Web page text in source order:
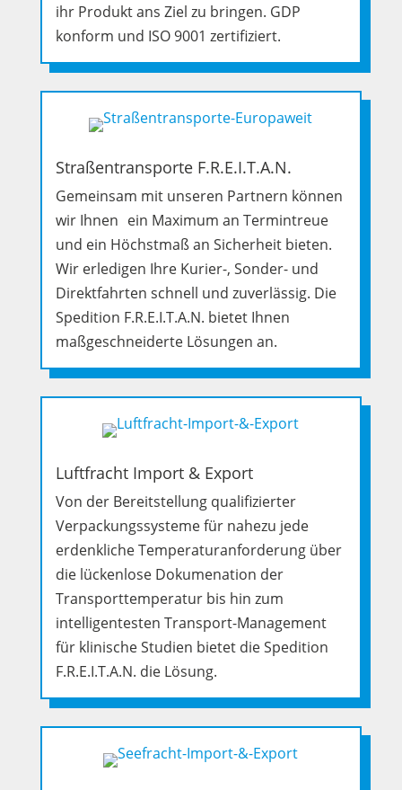
ihr Produkt ans Ziel zu bringen. GDP
konform und ISO 9001 zertifiziert.
Straßentransporte F.R.E.I.T.A.N.
Gemeinsam mit unseren Partnern können
wir Ihnen ein Maximum an Termintreue
und ein Höchstmaß an Sicherheit bieten.
Wir erledigen Ihre Kurier-, Sonder- und
Direktfahrten schnell und zuverlässig. Die
Spedition F.R.E.I.T.A.N. bietet Ihnen
maßgeschneiderte Lösungen an.
Luftfracht Import & Export
Von der Bereitstellung qualifizierter
Verpackungssysteme für nahezu jede
erdenkliche Temperaturanforderung über
die lückenlose Dokumenation der
Transporttemperatur bis hin zum
intelligentesten Transport-Management
für klinische Studien bietet die Spedition
F.R.E.I.T.A.N. die Lösung.